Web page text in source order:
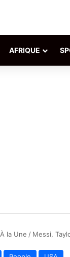
AFRIQUE
À la Une / Messi,